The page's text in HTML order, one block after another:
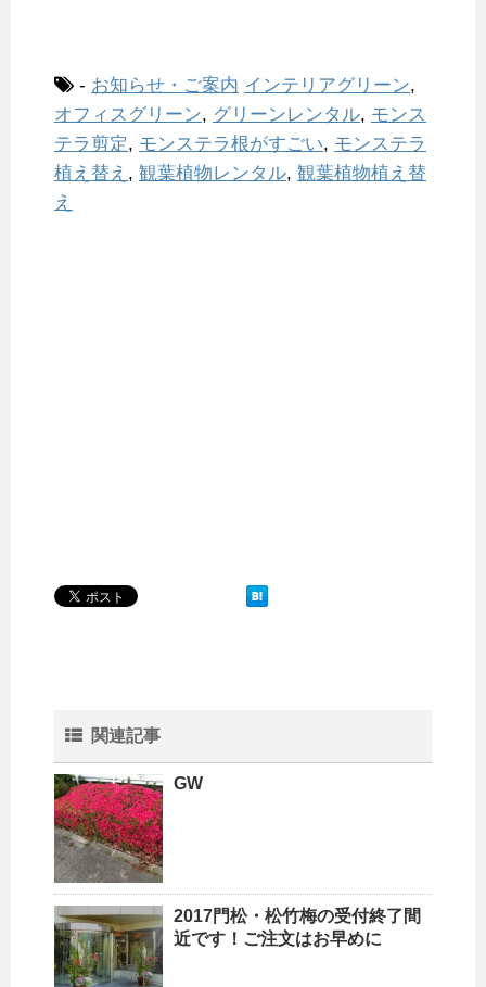
- お知らせ・ご案内 インテリアグリーン,
オフィスグリーン, グリーンレンタル, モンス
テラ剪定, モンステラ根がすごい, モンステラ
植え替え , 観葉植物レンタル, 観葉植物植え替
え
関連記事
GW
2017門松・松竹梅の受付終了間
近です！ご注文はお早めに